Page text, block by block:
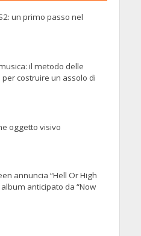
un primo passo nel
il metodo delle
costruire un assolo di
oggetto visivo
annuncia “Hell Or High
anticipato da “Now